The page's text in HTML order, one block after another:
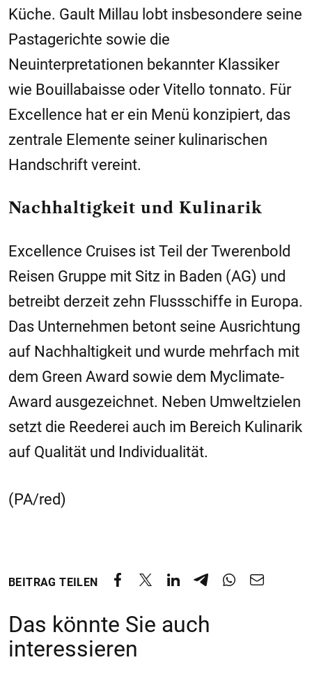
Küche. Gault Millau lobt insbesondere seine
Pastagerichte sowie die
Neuinterpretationen bekannter Klassiker
wie Bouillabaisse oder Vitello tonnato. Für
Excellence hat er ein Menü konzipiert, das
zentrale Elemente seiner kulinarischen
Handschrift vereint.
Nachhaltigkeit und Kulinarik
Excellence Cruises ist Teil der Twerenbold
Reisen Gruppe mit Sitz in Baden (AG) und
betreibt derzeit zehn Flussschiffe in Europa.
Das Unternehmen betont seine Ausrichtung
auf Nachhaltigkeit und wurde mehrfach mit
dem Green Award sowie dem Myclimate-
Award ausgezeichnet. Neben Umweltzielen
setzt die Reederei auch im Bereich Kulinarik
auf Qualität und Individualität.
(PA/red)
BEITRAG TEILEN
Das könnte Sie auch
interessieren